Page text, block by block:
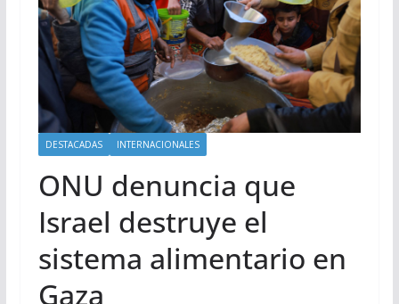
DESTACADAS INTERNACIONALES
ONU denuncia que
Israel destruye el
sistema alimentario en
Gaza